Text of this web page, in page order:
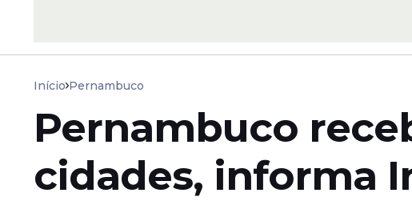
Início Pernambuco
Pernambuco
cidades, informa